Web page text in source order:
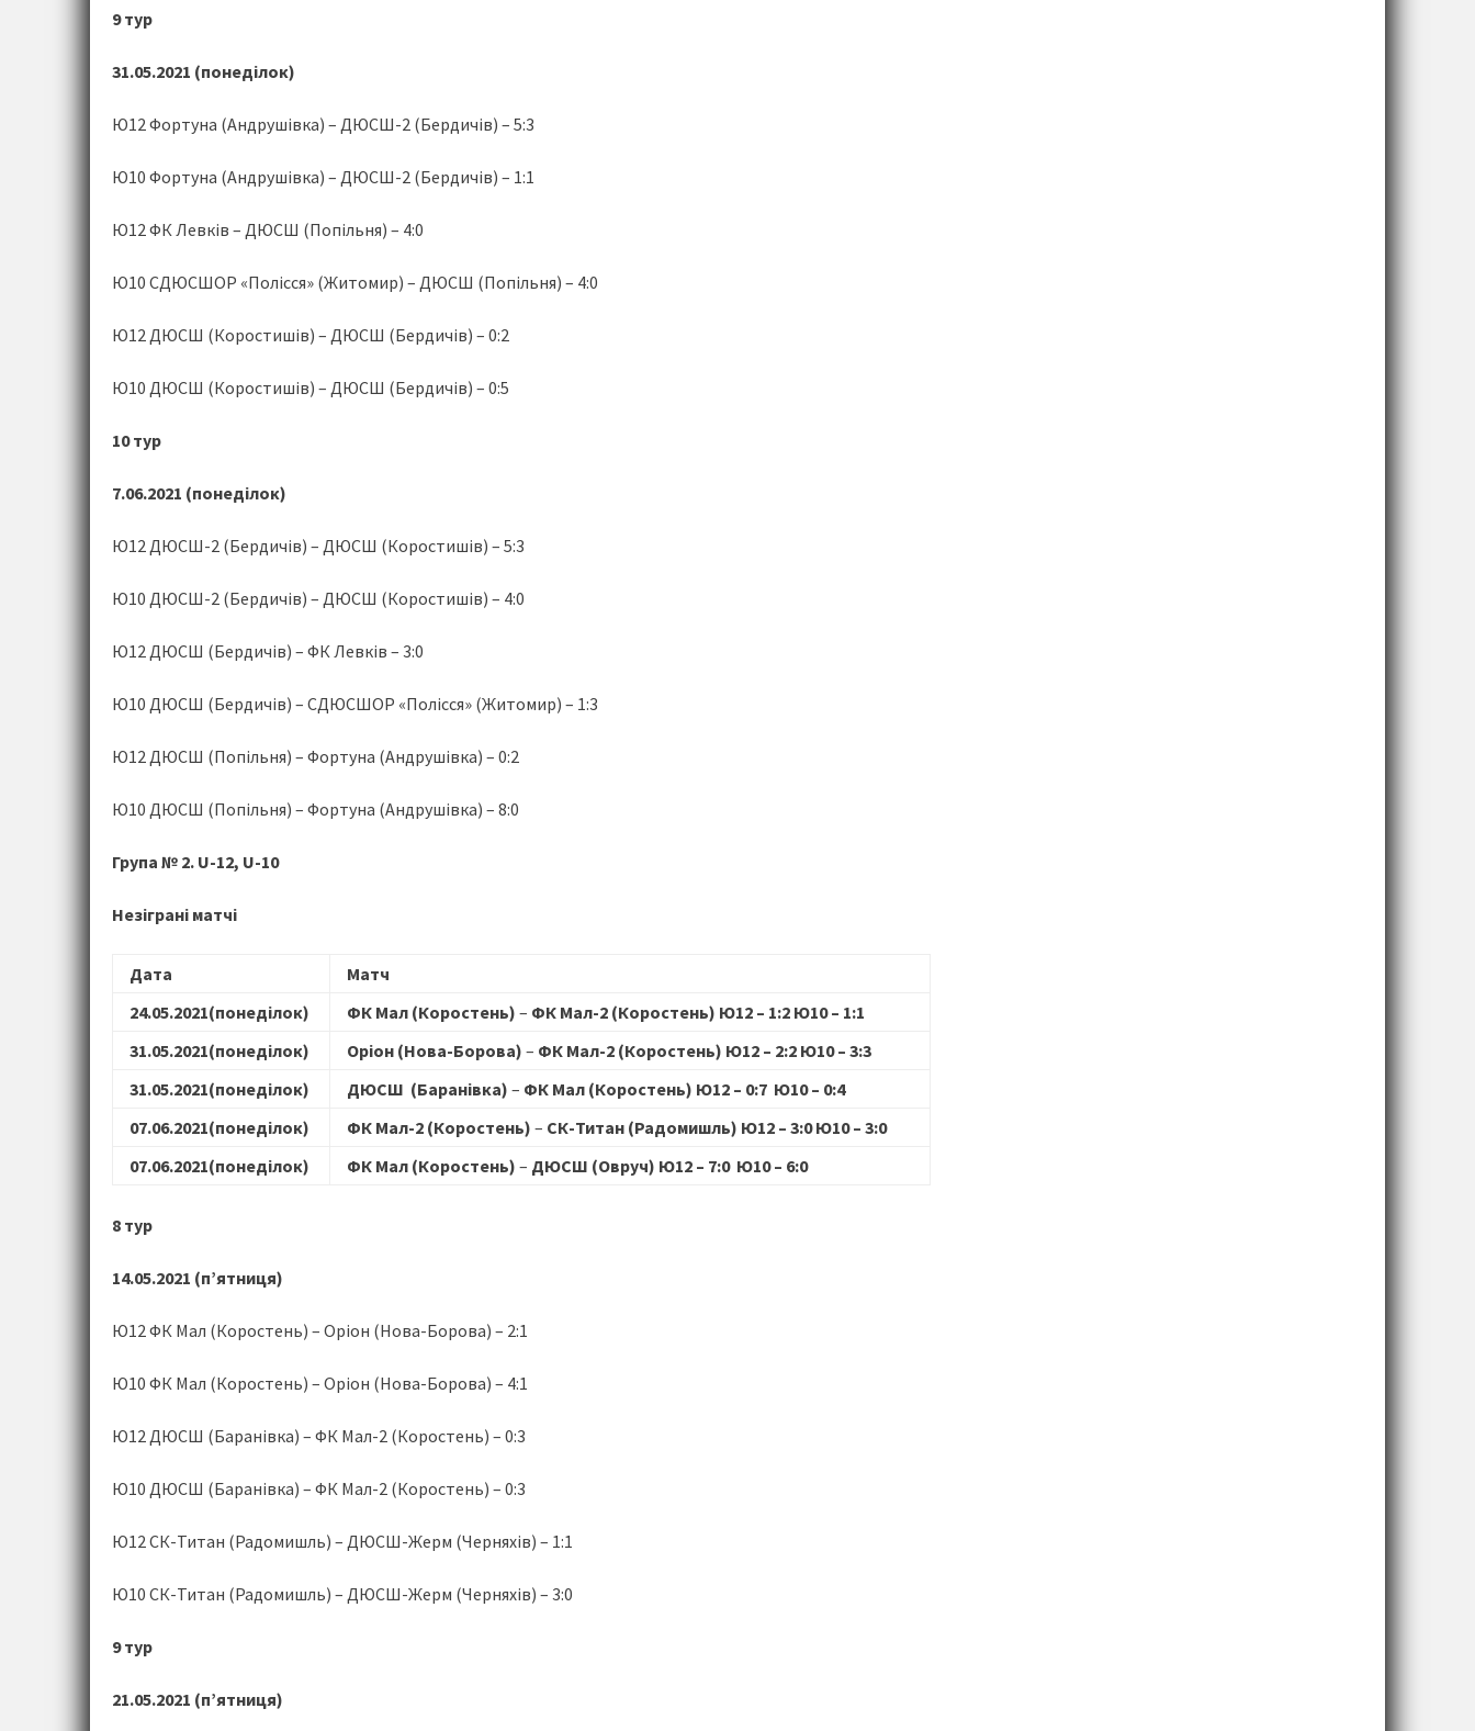
9 тур
31.05.2021 (понеділок)
Ю12 Фортуна (Андрушівка) – ДЮСШ-2 (Бердичів) – 5:3
Ю10 Фортуна (Андрушівка) – ДЮСШ-2 (Бердичів) – 1:1
Ю12 ФК Левків – ДЮСШ (Попільня) – 4:0
Ю10 СДЮСШОР «Полісся» (Житомир) – ДЮСШ (Попільня) – 4:0
Ю12 ДЮСШ (Коростишів) – ДЮСШ (Бердичів) – 0:2
Ю10 ДЮСШ (Коростишів) – ДЮСШ (Бердичів) – 0:5
10 тур
7.06.2021 (понеділок)
Ю12 ДЮСШ-2 (Бердичів) – ДЮСШ (Коростишів) – 5:3
Ю10 ДЮСШ-2 (Бердичів) – ДЮСШ (Коростишів) – 4:0
Ю12 ДЮСШ (Бердичів) – ФК Левків – 3:0
Ю10 ДЮСШ (Бердичів) – СДЮСШОР «Полісся» (Житомир) – 1:3
Ю12 ДЮСШ (Попільня) – Фортуна (Андрушівка) – 0:2
Ю10 ДЮСШ (Попільня) – Фортуна (Андрушівка) – 8:0
Група № 2. U-12, U-10
Незіграні матчі
Дата
Матч
24.05.2021(понеділок) ФК Мал (Коростень) – ФК Мал-2 (Коростень) Ю12 – 1:2 Ю10 – 1:1
31.05.2021(понеділок) Оріон (Нова-Борова) – ФК Мал-2 (Коростень) Ю12 – 2:2 Ю10 – 3:3
31.05.2021(понеділок) ДЮСШ (Баранівка) – ФК Мал (Коростень) Ю12 – 0:7 Ю10 – 0:4
07.06.2021(понеділок) ФК Мал-2 (Коростень) – СК-Титан (Радомишль) Ю12 – 3:0 Ю10 – 3:0
07.06.2021(понеділок) ФК Мал (Коростень) – ДЮСШ (Овруч) Ю12 – 7:0 Ю10 – 6:0
8 тур
14.05.2021 (п’ятниця)
Ю12 ФК Мал (Коростень) – Оріон (Нова-Борова) – 2:1
Ю10 ФК Мал (Коростень) – Оріон (Нова-Борова) – 4:1
Ю12 ДЮСШ (Баранівка) – ФК Мал-2 (Коростень) – 0:3
Ю10 ДЮСШ (Баранівка) – ФК Мал-2 (Коростень) – 0:3
Ю12 СК-Титан (Радомишль) – ДЮСШ-Жерм (Черняхів) – 1:1
Ю10 СК-Титан (Радомишль) – ДЮСШ-Жерм (Черняхів) – 3:0
9 тур
21.05.2021 (п’ятниця)